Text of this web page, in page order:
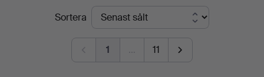
SlutpriserSortera
1 … 11